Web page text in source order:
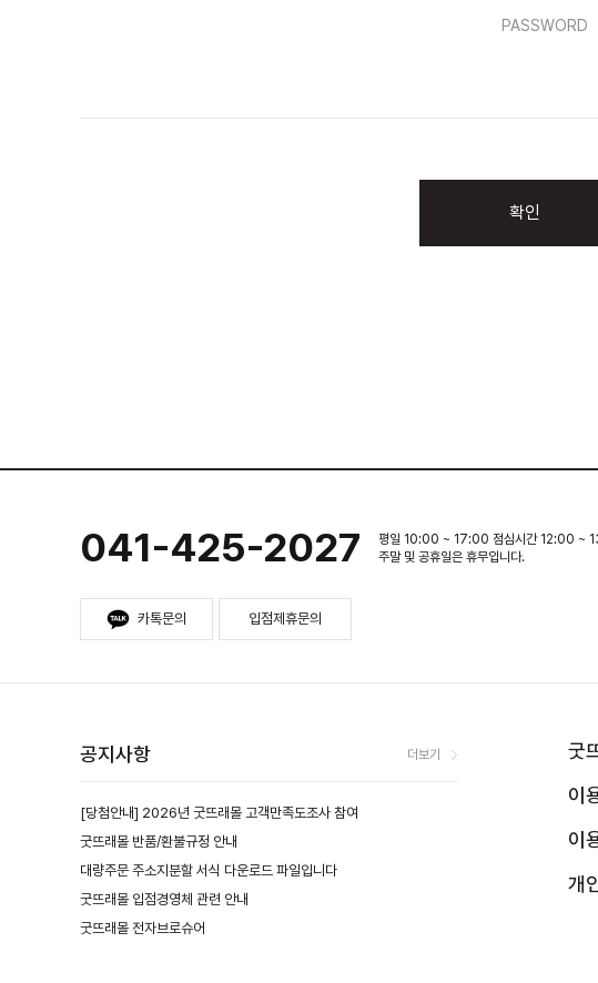
PASSWORD
확인
041-425-2027
평일 10:00 ~ 17:00 점심시간 12:00 ~
주말 및 공휴일은 휴무입니다.
카톡문의 입점제휴문의
공지사항 더보기
[당첨안내] 2026년 굿뜨래몰 고객만족도조사 참여
굿뜨래몰 반품/환불규정 안내
대량주문 주소지분할 서식 다운로드 파일입니다
굿뜨래몰 입점경영체 관련 안내
굿뜨래몰 전자브로슈어
굿
이
이
개